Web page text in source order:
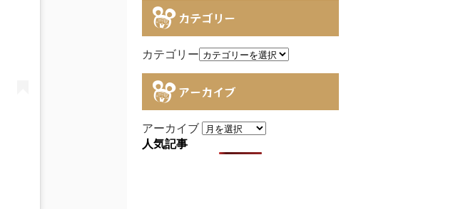
カテゴリー
カテゴリー
アーカイブ
アーカイブ
人気記事